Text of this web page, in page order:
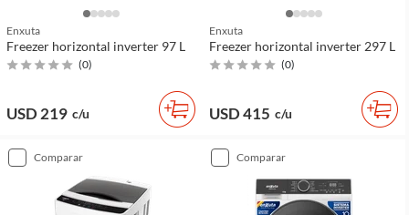
Enxuta
Freezer horizontal inverter 97 L
(0)
USD 219 c/u
Enxuta
Freezer horizontal inverter 297 L
(0)
USD 415 c/u
comparar comparar